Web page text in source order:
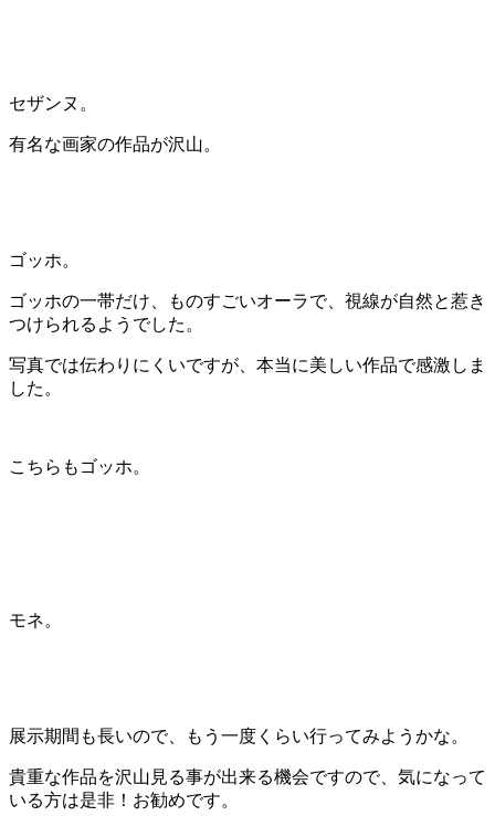
セザンヌ。
有名な画家の作品が沢山。
ゴッホ。
ゴッホの一帯だけ、ものすごいオーラで、視線が自然と惹き
つけられるようでした。
写真では伝わりにくいですが、本当に美しい作品で感激しま
した。
こちらもゴッホ。
モネ。
展示期間も長いので、もう一度くらい行ってみようかな。
貴重な作品を沢山見る事が出来る機会ですので、気になって
いる方は是非！お勧めです。